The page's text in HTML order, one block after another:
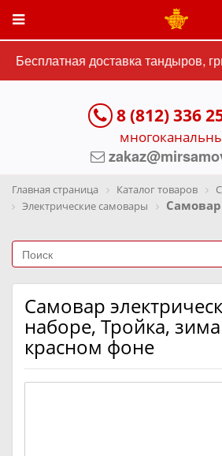
Бесплатная доставка тандыров,
8 (812) 336
Главная страница Каталог товаров
Электрические самовары
Самовар
наборе, Тройка,
красном фоне